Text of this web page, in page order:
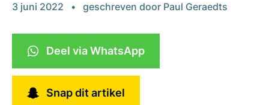
3 juni 2022 geschreven door Paul Geraedts
Deel via WhatsApp
Snap dit artikel